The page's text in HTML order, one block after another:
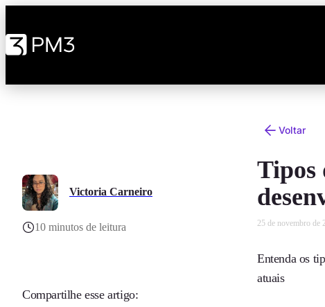
Voltar
Victoria Carneiro
10 minutos de leitura
Compartilhe esse artigo:
Tipos
25 de novembro de
Entenda os
atuais